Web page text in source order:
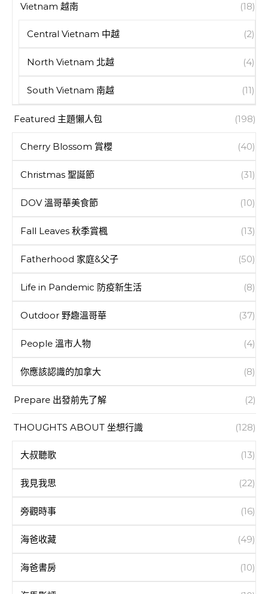
Vietnam 越南 (18)
Central Vietnam 中越 (2)
North Vietnam 北越 (4)
South Vietnam 南越 (11)
Featured 主題懶人包 (198)
Cherry Blossom 賞櫻 (40)
Christmas 聖誕節 (31)
DOV 溫哥華美食節 (10)
Fall Leaves 秋季賞楓 (13)
Fatherhood 家庭&父子 (50)
Life in Pandemic 防疫新生活 (8)
Outdoor 野趣溫哥華 (37)
People 溫市人物 (4)
你應該認識的加拿大 (8)
Prepare 出發前先了解 (2)
THOUGHTS ABOUT 坐想行識 (128)
大叔聽歌 (13)
我見我思 (22)
旁觀時事 (16)
海爸收藏 (49)
海爸書房 (10)